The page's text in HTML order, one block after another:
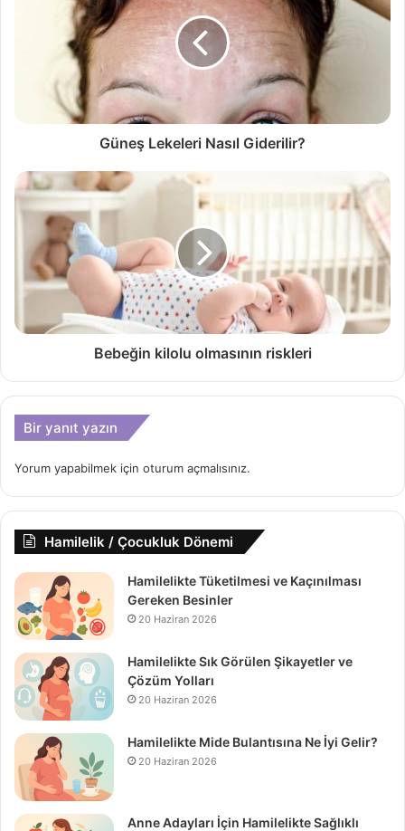
Güneş Lekeleri Nasıl Giderilir?
Bebeğin kilolu olmasının riskleri
Bir yanıt yazın
Yorum yapabilmek için oturum açmalısınız.
Hamilelik / Çocukluk Dönemi
Hamilelikte Tüketilmesi ve Kaçınılması
Gereken Besinler
20 Haziran 2026
Hamilelikte Sık Görülen Şikayetler ve
Çözüm Yolları
20 Haziran 2026
Hamilelikte Mide Bulantısına Ne İyi Gelir?
20 Haziran 2026
Anne Adayları İçin Hamilelikte Sağlıklı